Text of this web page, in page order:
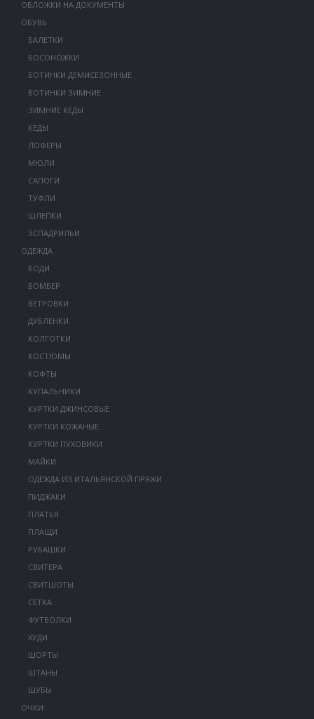
ОБЛОЖКИ НА ДОКУМЕНТЫ
ОБУВЬ
БАЛЕТКИ
БОСОНОЖКИ
БОТИНКИ ДЕМИСЕЗОННЫЕ
БОТИНКИ ЗИМНИЕ
ЗИМНИЕ КЕДЫ
КЕДЫ
ЛОФЕРЫ
МЮЛИ
САПОГИ
ТУФЛИ
ШЛЕПКИ
ЭСПАДРИЛЬИ
ОДЕЖДА
БОДИ
БОМБЕР
ВЕТРОВКИ
ДУБЛЕНКИ
КОЛГОТКИ
КОСТЮМЫ
КОФТЫ
КУПАЛЬНИКИ
КУРТКИ ДЖИНСОВЫЕ
КУРТКИ КОЖАНЫЕ
КУРТКИ ПУХОВИКИ
МАЙКИ
ОДЕЖДА ИЗ ИТАЛЬЯНСКОЙ ПРЯЖИ
ПИДЖАКИ
ПЛАТЬЯ
ПЛАЩИ
РУБАШКИ
СВИТЕРА
СВИТШОТЫ
СЕТКА
ФУТБОЛКИ
ХУДИ
ШОРТЫ
ШТАНЫ
ШУБЫ
ОЧКИ